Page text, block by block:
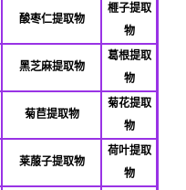
酸枣仁提取物
榧子提取
物
黑芝麻提取物
葛根提取
物
菊苣提取物
菊花提取
物
莱菔子提取物
荷叶提取
物